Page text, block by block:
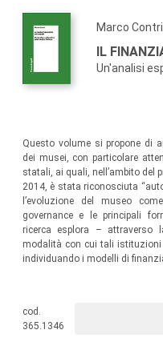
Marco Contri
IL
Un'analisi
Questo volume si propone di
dei musei, con particolare
statali, ai quali, nell’ambito del
2014, è stata riconosciuta
l’evoluzione del museo
governance e le principali
ricerca esplora –
modalità con cui tali
individuando i modelli di
cod.
365.1346